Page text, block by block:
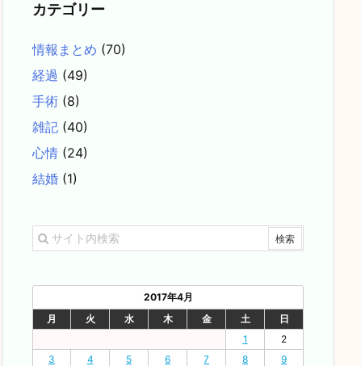
カテゴリー
情報まとめ (70)
経過 (49)
手術 (8)
雑記 (40)
心情 (24)
結婚 (1)
2017年4月
月
火 水 木 金 土 日
1
2
3
4 5 6 7 8
9